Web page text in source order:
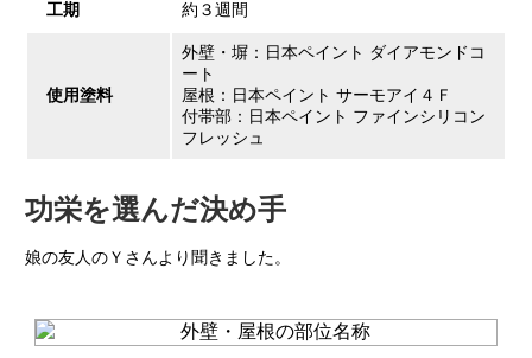
工期 約３週間
使用塗料
外壁・塀：日本ペイント ダイアモンドコ
ート
屋根：日本ペイント サーモアイ４Ｆ
付帯部：日本ペイント ファインシリコン
フレッシュ
功栄を選んだ決め手
娘の友人のＹさんより聞きました。